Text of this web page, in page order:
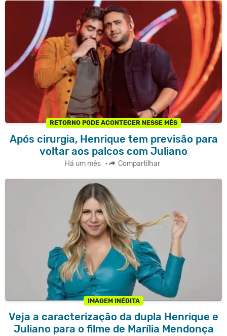
RETORNO PODE ACONTECER NESSE MÊS
Após cirurgia, Henrique tem previsão para
voltar aos palcos com Juliano
Há um mês • Compartilhar
IMAGEM INÉDITA
Veja a caracterização da dupla Henrique e
Juliano para o filme de Marília Mendonça